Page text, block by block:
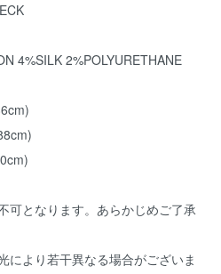
4%SILK 2%POLYURETHANE
可となります。あらかじめご了承
により若干異なる場合がございま